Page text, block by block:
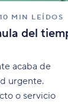
10 MIN LEÍDOS
del
acaba de
urgente.
o servicio